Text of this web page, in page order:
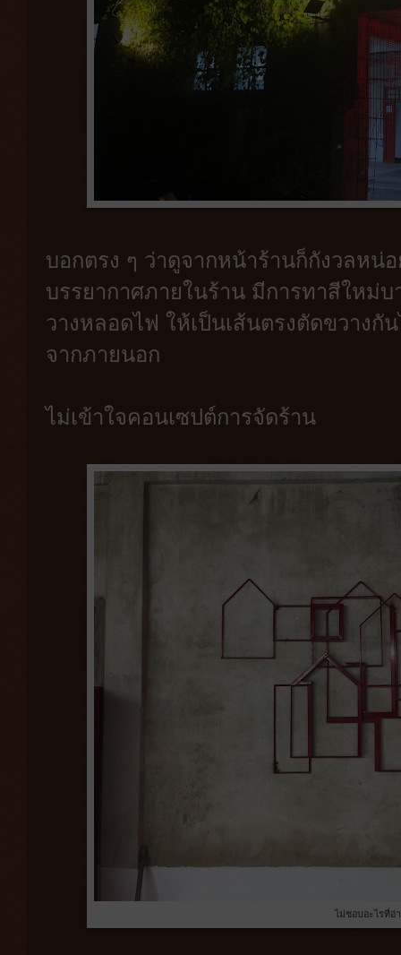
บอกตรง ๆ ว่าดูจากหน้าร้านก็กังวลหน่
บรรยากาศภายในร้าน มีการทาสีใหม่
วางหลอดไฟ ให้เป็นเส้นตรงตัดขวางกั
จากภายนอก
ไม่เข้าใจคอนเซปต์การจัดร้าน
ไม่ชอบอะไรที่อ่